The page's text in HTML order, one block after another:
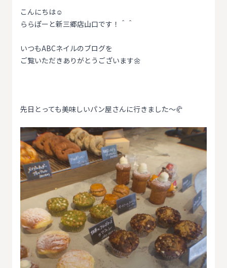
こんにちは☺️
ららぽーと新三郷店山口です！＾＾
いつもABCネイルのブログを
ご覧いただきありがとうございます🌼
先日とっても美味しいパン屋さんに行きました〜🥐